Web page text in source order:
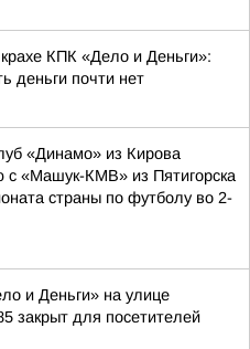
КПК «Дело и Деньги»:
деньги почти нет
«Динамо» из Кирова
с «Машук-КМВ» из Пятигорска
страны по футболу во 2-
и Деньги» на улице
закрыт для посетителей